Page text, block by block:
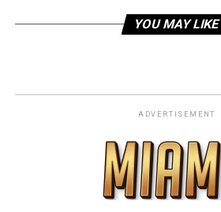
YOU MAY LIKE
ADVERTISEMENT